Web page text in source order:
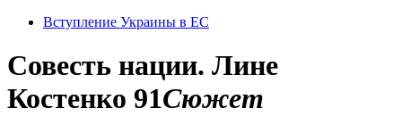
Вступление Украины в ЕС
Совесть нации. Лине
Костенко 91Сюжет